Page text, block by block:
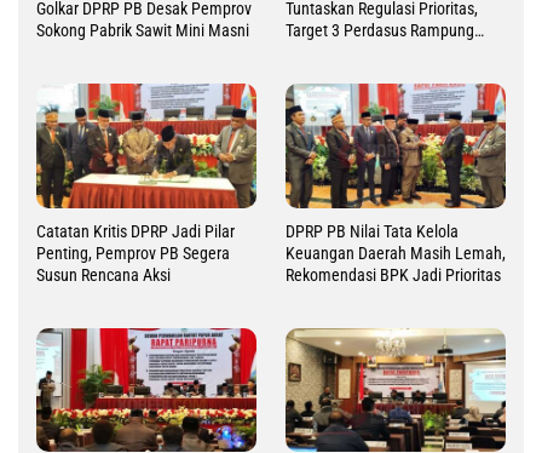
Golkar DPRP PB Desak Pemprov
Sokong Pabrik Sawit Mini Masni
Tuntaskan Regulasi Prioritas,
Target 3 Perdasus Rampung
Catatan Kritis DPRP Jadi Pilar
Penting, Pemprov PB Segera
Susun Rencana Aksi
DPRP PB Nilai Tata Kelola
Keuangan Daerah Masih Lemah,
Rekomendasi BPK Jadi Prioritas